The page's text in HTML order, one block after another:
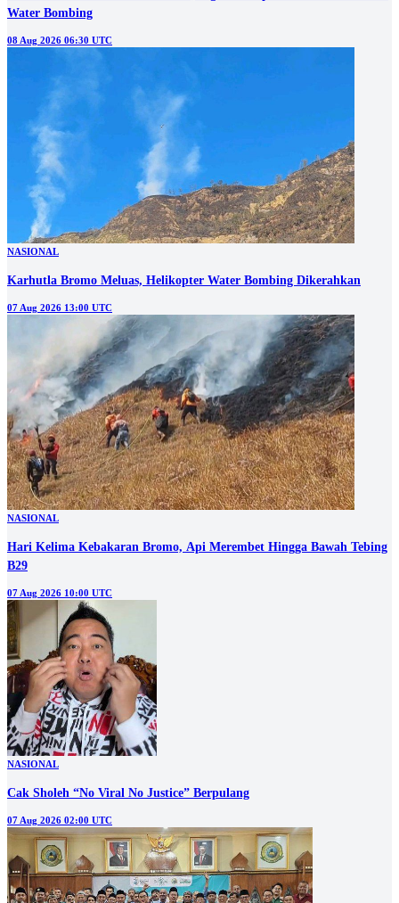
Water Bombing
08 Aug 2026 06:30 UTC
NASIONAL
Karhutla Bromo Meluas, Helikopter Water Bombing Dikerahkan
07 Aug 2026 13:00 UTC
NASIONAL
Hari Kelima Kebakaran Bromo, Api Merembet Hingga Bawah Tebing
B29
07 Aug 2026 10:00 UTC
NASIONAL
Cak Sholeh “No Viral No Justice” Berpulang
07 Aug 2026 02:00 UTC